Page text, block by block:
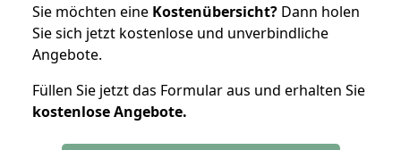
Sie möchten eine Kostenübersicht? Dann holen
Sie sich jetzt kostenlose und unverbindliche
Angebote.
Füllen Sie jetzt das Formular aus und erhalten Sie
kostenloseAngebote.